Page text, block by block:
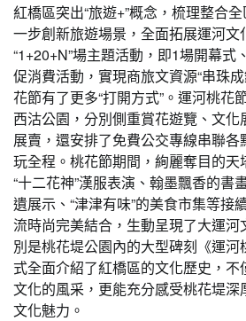
紅橋區突出“旅遊+”概念，梳理整合
一步創新旅遊場景，全面拓展運河文
“1+20+N”場主題活動，即1場開幕式
促消費活動，實現商旅文資源“串珠
花節有了更多“打開方式”。運河桃花
西沽公園，分別側重賞花遊覽、文
展賣，還安排了免費公交專線串聯
玩全程。桃花節期間，絢麗奪目的天
“十二花神”漢服表演、翰墨飄香的書
遺展示、“津津有味”的美食市集等接
流時尚完美結合，生動呈現了大運
別是桃花堤公園內的大型碑刻《運
式全面介紹了紅橋區的文化歷史，
文化的風采，更能充分感受桃花堤深
文化魅力。